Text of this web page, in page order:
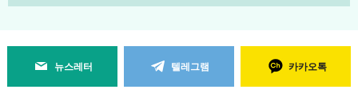
뉴스레터 텔레그램 카카오톡